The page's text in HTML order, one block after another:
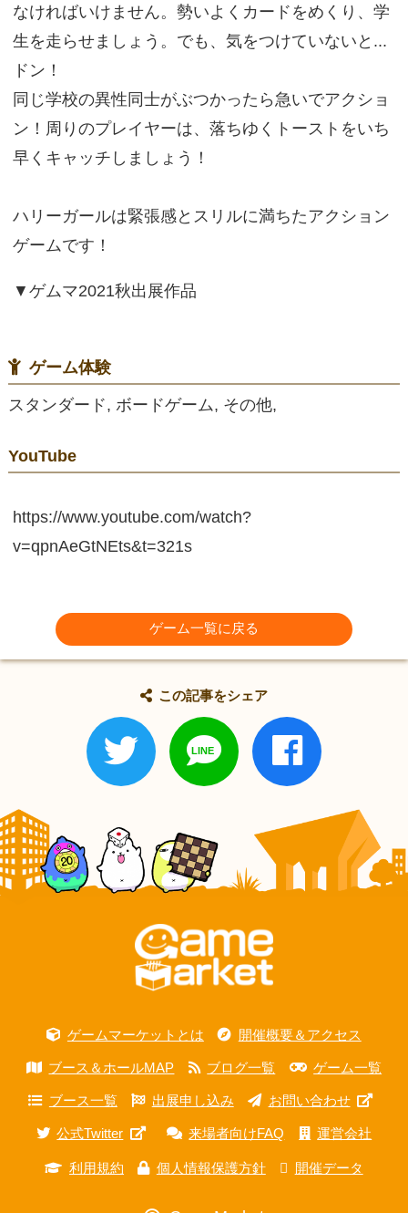
なければいけません。勢いよくカードをめくり、学
生を走らせましょう。でも、気をつけていないと...
ドン！
同じ学校の異性同士がぶつかったら急いでアクショ
ン！周りのプレイヤーは、落ちゆくトーストをいち
早くキャッチしましょう！
ハリーガールは緊張感とスリルに満ちたアクション
ゲームです！
▼ゲムマ2021秋出展作品
ゲーム体験
スタンダード, ボードゲーム, その他,
YouTube
https://www.youtube.com/watch?
v=qpnAeGtNEts&t=321s
ゲーム一覧に戻る
この記事をシェア
ゲームマーケットとは 開催概要＆アクセス
ブース＆ホールMAP ブログ一覧 ゲーム一覧
ブース一覧 出展申し込み お問い合わせ
公式Twitter 来場者向けFAQ 運営会社
利用規約 個人情報保護方針 開催データ